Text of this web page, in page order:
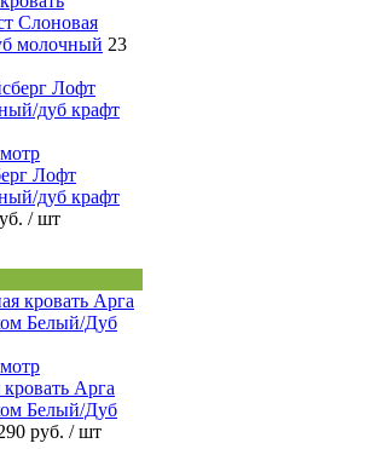
Слоновая
молочный 23
Лофт
дуб крафт
/ шт
Арга
Белый/Дуб
руб. / шт